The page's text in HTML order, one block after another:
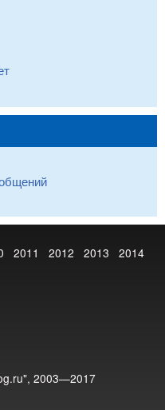
2011 2012 2013 2014
2003—2017